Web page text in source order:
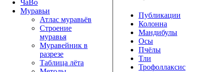
Публикации
Колонна
Мандибулы
Осы
Пчёлы
Тли
Трофоллаксис
ЧаВо
Муравьи
Атлас муравьёв
Строение
муравья
Муравейник в
разрезе
Таблица лёта